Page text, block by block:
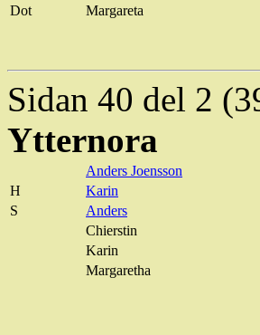
Dot
Margareta
Sidan 40 del 2
Ytternora
Anders Joensson
H
Karin
S
Anders
Chierstin
Karin
Margaretha